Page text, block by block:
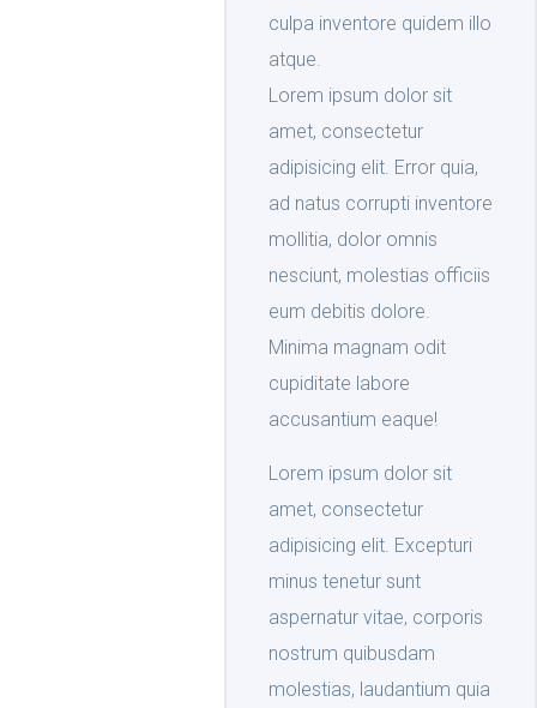
culpa inventore quidem illo
atque.
Lorem ipsum dolor sit
amet, consectetur
adipisicing elit. Error quia,
ad natus corrupti inventore
mollitia, dolor omnis
nesciunt, molestias officiis
eum debitis dolore.
Minima magnam odit
cupiditate labore
accusantium eaque!
Lorem ipsum dolor sit
amet, consectetur
adipisicing elit. Excepturi
minus tenetur sunt
aspernatur vitae, corporis
nostrum quibusdam
molestias, laudantium quia